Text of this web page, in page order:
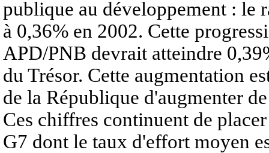
publique au développement : le
à 0,36% en 2002. Cette
APD/PNB devrait atteindre
du Trésor. Cette augmentation
de la République d'augmenter
Ces chiffres continuent de
G7 dont le taux d'effort moyen